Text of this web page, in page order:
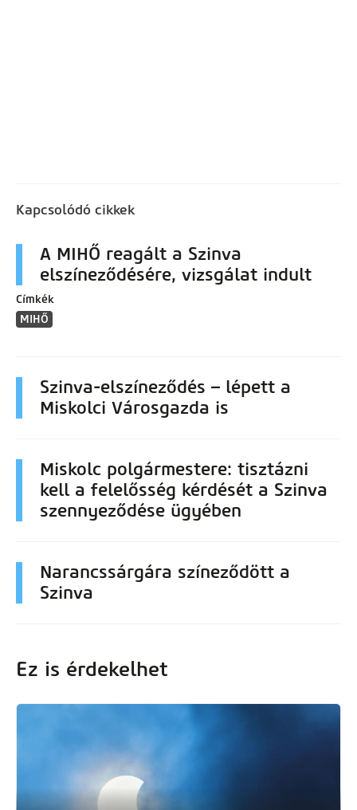
Kapcsolódó cikkek
A MIHŐ reagált a Szinva
elszíneződésére, vizsgálat indult
Címkék
MIHŐ
Szinva-elszíneződés – lépett a
Miskolci Városgazda is
Miskolc polgármestere: tisztázni
kell a felelősség kérdését a Szinva
szennyeződése ügyében
Narancssárgára színeződött a
Szinva
Ez is érdekelhet